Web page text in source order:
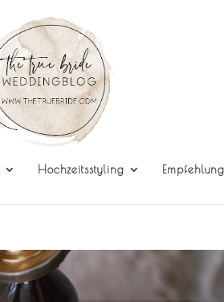
Hochzeitsstyling